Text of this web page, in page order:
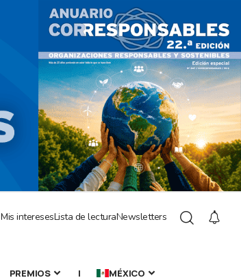
Mis interesesLista de lecturaNewsletters
PREMIOS | MÉXICO